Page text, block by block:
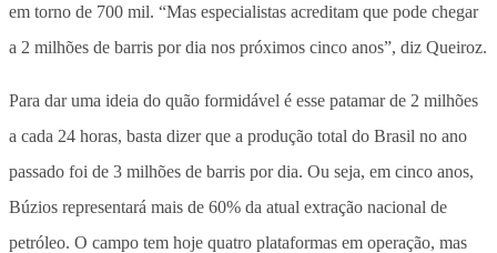
em torno de 700 mil. “Mas especialistas acreditam que pode chegar
a 2 milhões de barris por dia nos próximos cinco anos”, diz Queiroz.
Para dar uma ideia do quão formidável é esse patamar de 2 milhões
a cada 24 horas, basta dizer que a produção total do Brasil no ano
passado foi de 3 milhões de barris por dia. Ou seja, em cinco anos,
Búzios representará mais de 60% da atual extração nacional de
petróleo. O campo tem hoje quatro plataformas em operação, mas